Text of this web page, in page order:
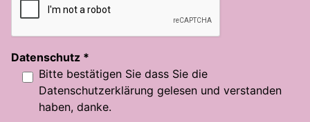
Datenschutz *
Bitte bestätigen Sie dass Sie die
Datenschutzerklärung gelesen und verstanden
haben, danke.